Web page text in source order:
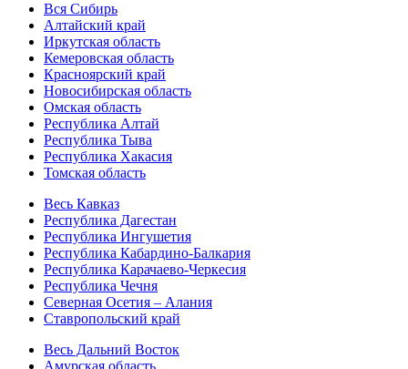
Вся Сибирь
Алтайский край
Иркутская область
Кемеровская область
Красноярский край
Новосибирская область
Омская область
Республика Алтай
Республика Тыва
Республика Хакасия
Томская область
Весь Кавказ
Республика Дагестан
Республика Ингушетия
Республика Кабардино-Балкария
Республика Карачаево-Черкесия
Республика Чечня
Северная Осетия – Алания
Ставропольский край
Весь Дальний Восток
Амурская область